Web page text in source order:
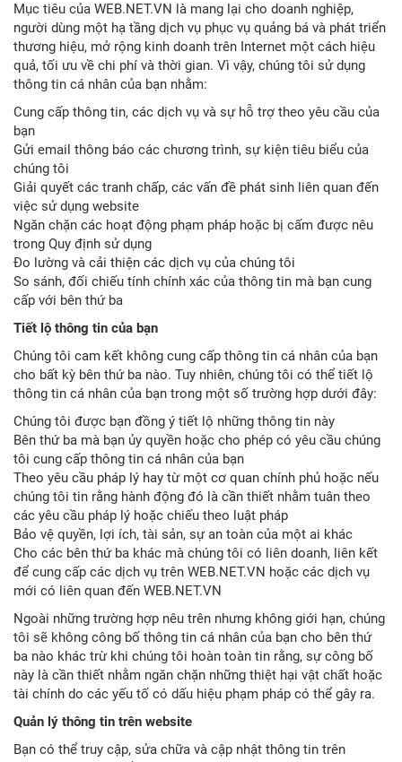
Mục tiêu của WEB.NET.VN là mang lại cho doanh nghiệp,
người dùng một hạ tầng dịch vụ phục vụ quảng bá và phát triển
thương hiệu, mở rộng kinh doanh trên Internet một cách hiệu
quả, tối ưu về chi phí và thời gian. Vì vậy, chúng tôi sử dụng
thông tin cá nhân của bạn nhằm:
Cung cấp thông tin, các dịch vụ và sự hỗ trợ theo yêu cầu của
bạn
Gửi email thông báo các chương trình, sự kiện tiêu biểu của
chúng tôi
Giải quyết các tranh chấp, các vấn đề phát sinh liên quan đến
việc sử dụng website
Ngăn chặn các hoạt động phạm pháp hoặc bị cấm được nêu
trong Quy định sử dụng
Đo lường và cải thiện các dịch vụ của chúng tôi
So sánh, đối chiếu tính chính xác của thông tin mà bạn cung
cấp với bên thứ ba
Tiết lộ thông tin của bạn
Chúng tôi cam kết không cung cấp thông tin cá nhân của bạn
cho bất kỳ bên thứ ba nào. Tuy nhiên, chúng tôi có thể tiết lộ
thông tin cá nhân của bạn trong một số trường hợp dưới đây:
Chúng tôi được bạn đồng ý tiết lộ những thông tin này
Bên thứ ba mà bạn ủy quyền hoặc cho phép có yêu cầu chúng
tôi cung cấp thông tin cá nhân của bạn
Theo yêu cầu pháp lý hay từ một cơ quan chính phủ hoặc nếu
chúng tôi tin rằng hành động đó là cần thiết nhằm tuân theo
các yêu cầu pháp lý hoặc chiếu theo luật pháp
Bảo vệ quyền, lợi ích, tài sản, sự an toàn của một ai khác
Cho các bên thứ ba khác mà chúng tôi có liên doanh, liên kết
để cung cấp các dịch vụ trên WEB.NET.VN hoặc các dịch vụ
mới có liên quan đến WEB.NET.VN
Ngoài những trường hợp nêu trên nhưng không giới hạn, chúng
tôi sẽ không công bố thông tin cá nhân của bạn cho bên thứ
ba nào khác trừ khi chúng tôi hoàn toàn tin rằng, sự công bố
này là cần thiết nhằm ngăn chặn những thiệt hại vật chất hoặc
tài chính do các yếu tố có dấu hiệu phạm pháp có thể gây ra.
Quản lý thông tin trên website
Bạn có thể truy cập, sửa chữa và cập nhật thông tin trên